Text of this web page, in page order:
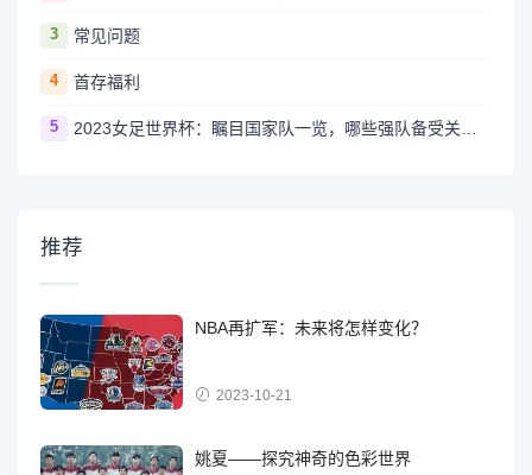
3 常见问题
4 首存福利
5 2023女足世界杯：瞩目国家队一览，哪些强队备受关注？
推荐
NBA再扩军：未来将怎样变化？
2023-10-21
姚夏——探究神奇的色彩世界